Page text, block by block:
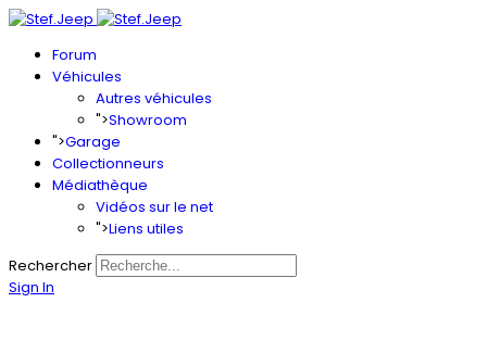
Forum
Véhicules
Autres véhicules
">Showroom
">Garage
Collectionneurs
Médiathèque
Vidéos sur le net
">Liens utiles
Rechercher
Sign In